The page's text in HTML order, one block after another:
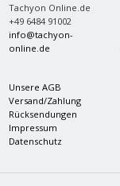
Tachyon Online.de
+49 6484 91002
info@tachyon-
online.de
Unsere AGB
Versand/Zahlung
Rücksendungen
Impressum
Datenschutz